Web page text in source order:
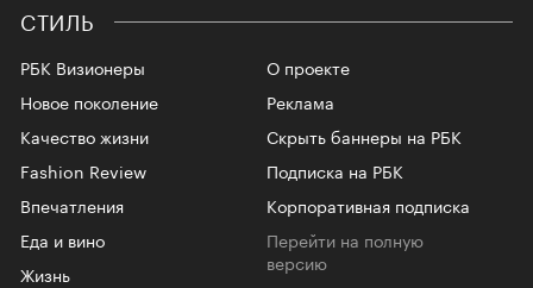
СТИЛЬ
РБК Визионеры
Новое поколение
Качество жизни
Fashion Review
Впечатления
Еда и вино
Жизнь
О проекте
Реклама
Скрыть баннеры на РБК
Подписка на РБК
Корпоративная подписка
Перейти на полную
версию